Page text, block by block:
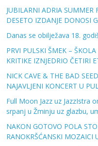
JUBILARNI ADRIA SUMMER
DESETO IZDANJE DONOSI
Danas se obilježava 18.
PRVI PULSKI ŠMEK –
KRITIKE IZNJEDRIO ČETIRI
NICK CAVE & THE BAD
NAJAVLJENI KONCERT U
Full Moon Jazz uz JazzIstra
srpanj u Žminju uz glazbu,
NAKON GOTOVO POLA
RANOKRŠĆANSKI MOZAICI